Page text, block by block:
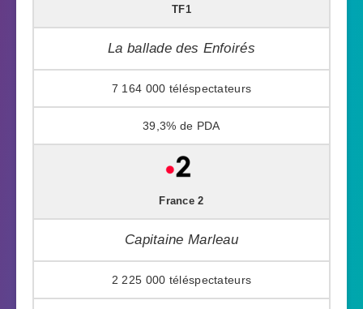
TF1
La ballade des Enfoirés
7 164 000
39,3%
France 2
Capitaine Marleau
2 225 000